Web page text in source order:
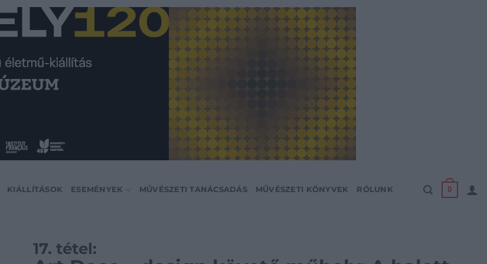
KIÁLLÍTÁSOK ESEMÉNYEK MŰVÉSZETI TANÁCSADÁS MŰVÉSZETI KÖNYVEK RÓLUNK 0
17. tétel: